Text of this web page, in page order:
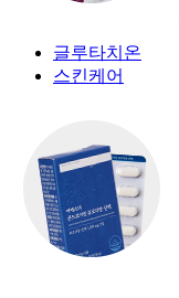
글루타치온
스킨케어